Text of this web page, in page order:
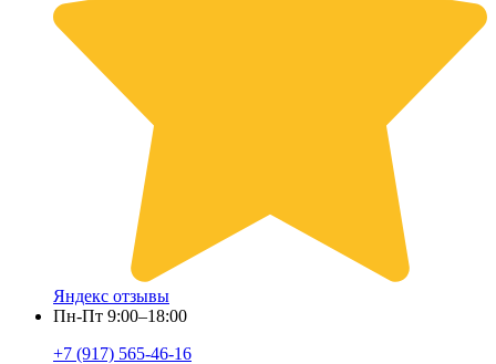
Яндекс отзывы
Пн-Пт 9:00–18:00
+7 (917) 565-46-16